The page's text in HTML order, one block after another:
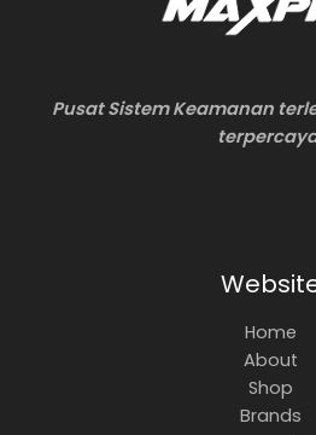
Pusat Sistem Keamanan
Home
About
Shop
Brands